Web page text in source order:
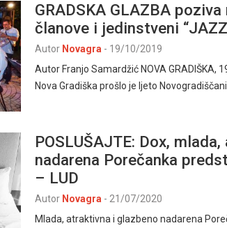
GRADSKA GLAZBA
članove i jedinstveni
Autor Novagra - 19/10/2019
Autor Franjo Samardžić NOVA GRADIŠKA,
Nova Gradiška prošlo je ljeto
POSLUŠAJTE: Dox,
nadarena Porečanka
– LUD
Autor Novagra - 21/07/2020
Mlada, atraktivna i glazbeno nadarena